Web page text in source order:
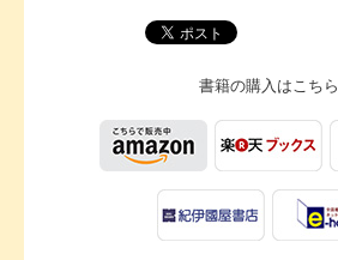
書籍の購入は こちら